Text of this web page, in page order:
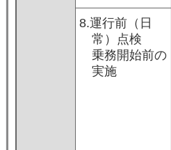
8.運行前（日
常）点検
乗務開始前の
実施